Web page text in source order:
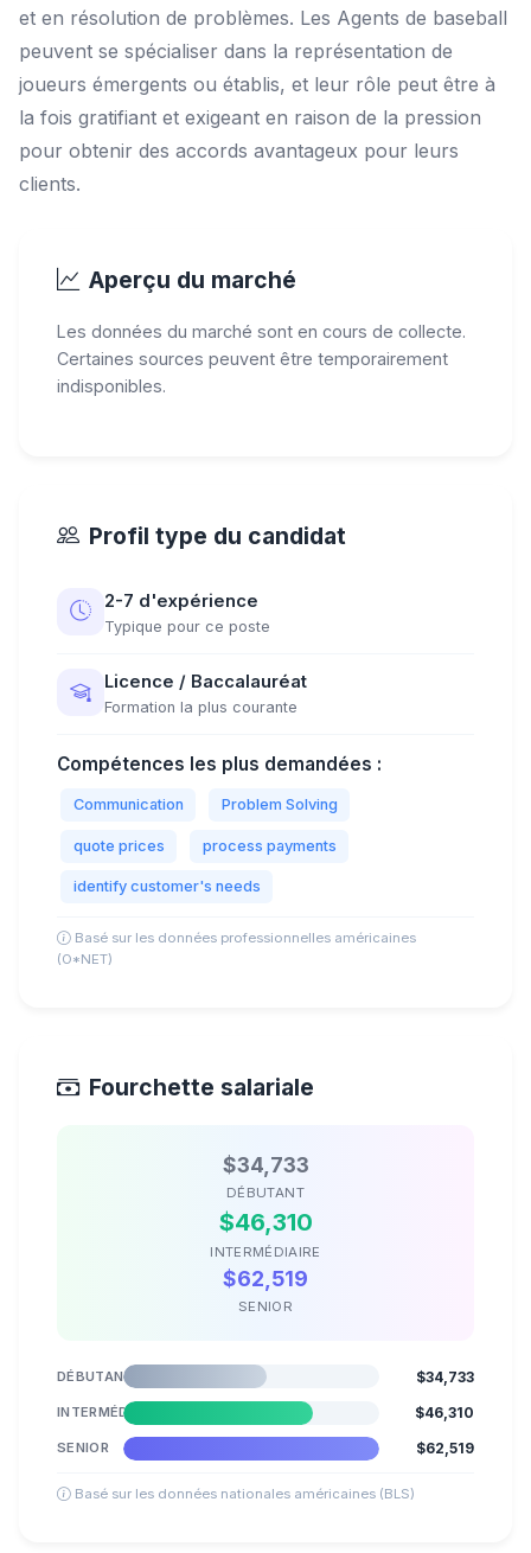
et en résolution de problèmes. Les Agents de baseball
peuvent se spécialiser dans la représentation de
joueurs émergents ou établis, et leur rôle peut être à
la fois gratifiant et exigeant en raison de la pression
pour obtenir des accords avantageux pour leurs
clients.
Aperçu du marché
Les données du marché sont en cours de collecte.
Certaines sources peuvent être temporairement
indisponibles.
Profil type du candidat
2-7 d'expérience
Typique pour ce poste
Licence / Baccalauréat
Formation la plus courante
Compétences les plus demandées :
Communication Problem Solving
quote prices process payments
identify customer's needs
Basé sur les données professionnelles américaines
(O*NET)
Fourchette salariale
$34,733
DÉBUTANT
$46,310
INTERMÉDIAIRE
$62,519
SENIOR
DÉBUTANT $34,733
INTERMÉDIAIRE $46,310
SENIOR $62,519
Basé sur les données nationales américaines (BLS)